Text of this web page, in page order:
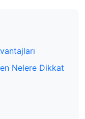
Nelere Dikkat